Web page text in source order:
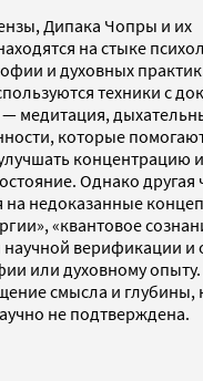
Дипака Чопры и их
на стыке
и духовных
техники с
медитация,
которые
концентрацию и
Однако другая
на недоказанные
«квантовое
верификации и
или духовному
смысла и глубины,
не подтверждена.